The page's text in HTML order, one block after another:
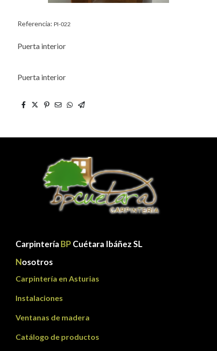
Referencia: PI-022
Puerta interior
Puerta interior
CarpinteríaBP Cuétara Ibáñez SL
Nosotros
Carpintería en Asturias
Instalaciones
Ventanas de madera
Catálogo de productos